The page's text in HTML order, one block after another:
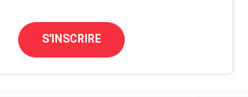
S'INSCRIRE